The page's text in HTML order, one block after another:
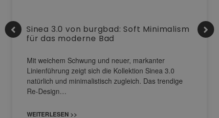
Sinea 3.0 von burgbad: Soft Minimalism
für das moderne Bad
Mit weichem Schwung und neuer, markanter
Linienführung zeigt sich die Kollektion Sinea 3.0
natürlich und minimalistisch zugleich. Das trendige
Re-Design…
WEITERLESEN >>